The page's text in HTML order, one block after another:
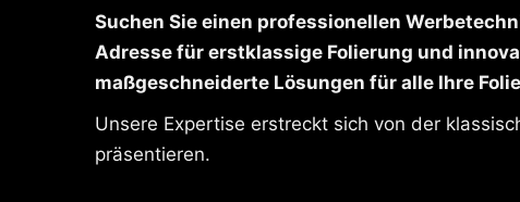
Suchen Sie einen professionellen
Adresse für erstklassige Folierung und
maßgeschneiderte Lösungen für alle Ihre
Unsere Expertise erstreckt sich von der
präsentieren.